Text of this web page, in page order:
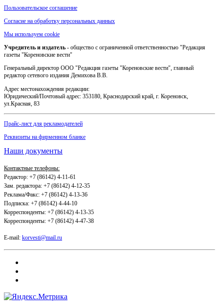
Пользовательское соглашение
Согласие на обработку персональных данных
Мы используем cookie
Учредитель и издатель - общество с ограниченной ответственностью "Редакция
газеты "Кореновские вести"
Генеральный директор ООО "Редакция газеты "Кореновские вести", главный
редактор сетевого издания Демихова В.В.
Адрес местонахождения редакции:
Юридический/Почтовый адрес: 353180, Краснодарский край, г. Кореновск,
ул.Красная, 83
Прайс-лист для рекламодателей
Реквизиты на фирменном бланке
Наши документы
Контактные телефоны:
Редактор: +7 (86142) 4-11-61
Зам. редактора: +7 (86142) 4-12-35
Реклама/Факс: +7 (86142) 4-13-36
Подписка: +7 (86142) 4-44-10
Корреспонденты: +7 (86142) 4-13-35
Корреспонденты: +7 (86142) 4-47-38
E-mail: korvesti@mail.ru